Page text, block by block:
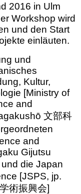
2016 in Ulm
Workshop wird
und den Start
einläuten.
und
Kultur,
[Ministry of
and
文部科
and
Gijutsu
die Japan
[JSPS, jp.
術振興会]